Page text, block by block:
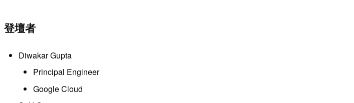
登壇者
Diwakar Gupta
Principal Engineer
Google Cloud